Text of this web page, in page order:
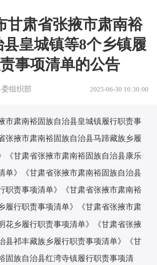
甘肃省张掖市肃南裕
县皇城镇等8个乡镇履
事项清单的公告
组织部 2025-06-30 16:30:00
市肃南裕固族自治县皇城镇履行职责事
张掖市肃南裕固族自治县马蹄藏族乡履
《甘肃省张掖市肃南裕固族自治县康乐
单》《甘肃省张掖市肃南裕固族自治县
职责事项清单》《甘肃省张掖市肃南裕
履行职责事项清单》《甘肃省张掖市肃
花乡履行职责事项清单》《甘肃省张掖
县祁丰藏族乡履行职责事项清单》《甘
固族自治县红湾寺镇履行职责事项清